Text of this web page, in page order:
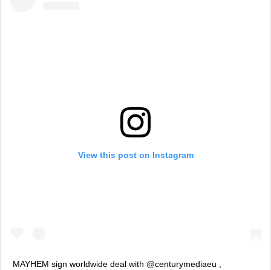
View this post on Instagram
MAYHEM sign worldwide deal with @centurymediaeu ,